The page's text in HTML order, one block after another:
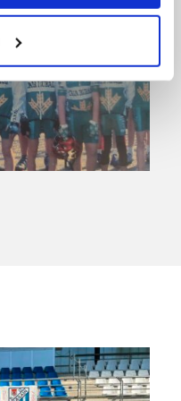
scanning it for
data is processed
details section
pertsonalak
besteak beste,
iragarki eta eduki
eskatzen, eta beren
dira. Ikusi gure
zein helburutarako
aurka nola egin